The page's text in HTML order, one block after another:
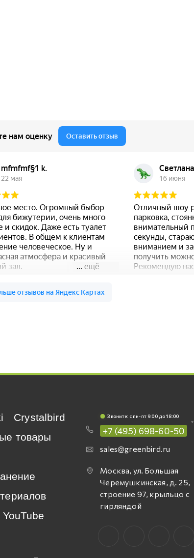
Crystalbird
товары
YouTube
Звоните: c пн-пт 9:00 до 18:00
+7 (495) 698-60-50
sales@greenbird.ru
Москва, ул. Большая
Черемушкинская, д. 25,
строение 97, крыльцо с
гирляндой